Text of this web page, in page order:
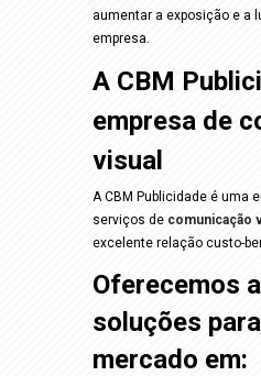
aumentar a exposição e a
empresa.
A CBM
empresa de
visual
A CBM Publicidade é uma
serviços de comunicação
excelente relação custo-
Oferecemos
soluções
mercado em: